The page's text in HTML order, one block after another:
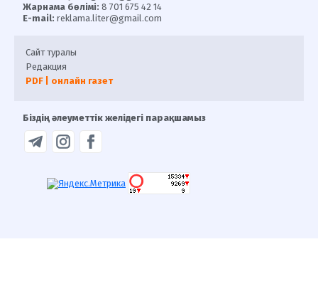
Жарнама бөлімі: 8 701 675 42 14
E-mail: reklama.liter@gmail.com
Сайт туралы
Редакция
PDF | онлайн газет
Біздің әлеуметтік желідегі парақшамыз